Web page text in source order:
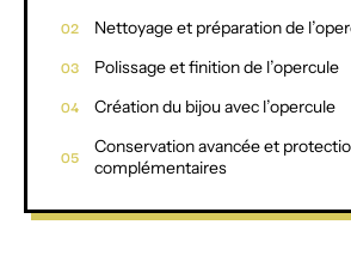
Nettoyage et préparation de
Polissage et finition de l’opercule
Création du bijou avec l’opercule
Conservation avancée et
complémentaires